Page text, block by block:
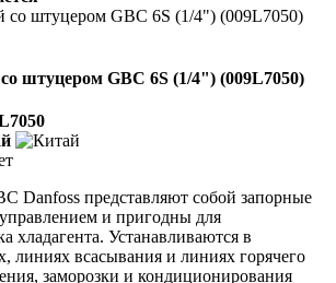
штуцером GBC 6S (1/4") (009L7050)
Danfoss представляют собой запорные
и пригодны для
хладагента. Устанавливаются в
линиях всасывания и линиях горячего
заморозки и кондиционирования